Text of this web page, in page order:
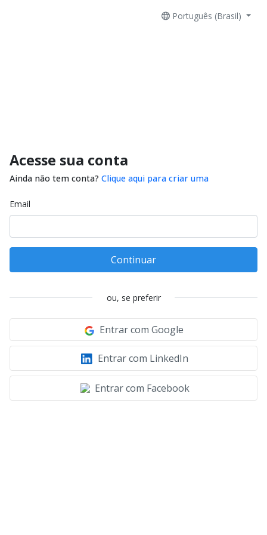
Português (Brasil)
Acesse sua conta
Ainda não tem conta? Clique aqui para criar uma
Email
Continuar
ou, se preferir
Entrar com Google
Entrar com LinkedIn
Entrar com Facebook